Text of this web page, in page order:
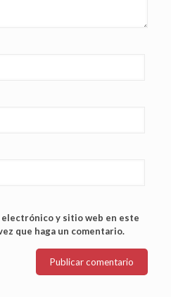
y sitio web en este
que haga un comentario.